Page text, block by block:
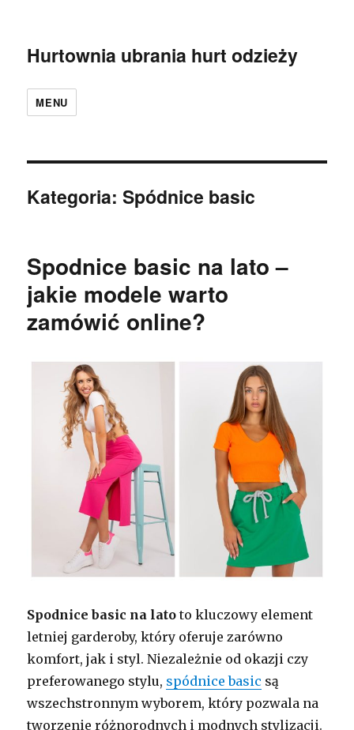
Hurtownia ubrania hurt odzieży
MENU
Kategoria:Spódnice basic
Spodnice basic na lato –
jakie modele warto
zamówić online?
Spodnice basic na lato to kluczowy element
letniej garderoby, który oferuje zarówno
komfort, jak i styl. Niezależnie od okazji czy
preferowanego stylu, spódnice basic są
wszechstronnym wyborem, który pozwala na
tworzenie różnorodnych i modnych stylizacji.